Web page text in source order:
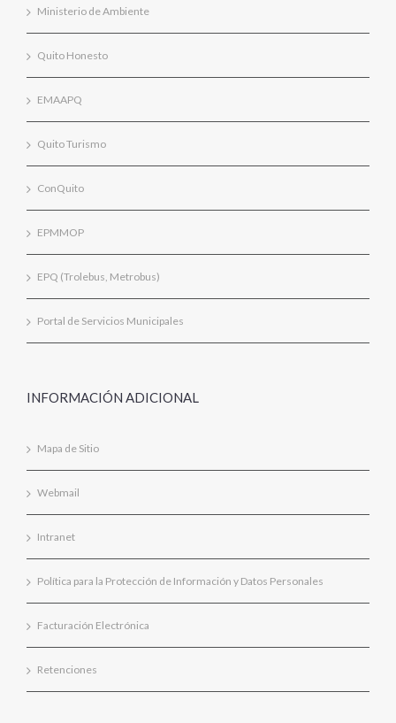
Ministerio de Ambiente
Quito Honesto
EMAAPQ
Quito Turismo
ConQuito
EPMMOP
EPQ (Trolebus, Metrobus)
Portal de Servicios Municipales
INFORMACIÓN ADICIONAL
Mapa de Sitio
Webmail
Intranet
Política para la Protección de Información y Datos Personales
Facturación Electrónica
Retenciones